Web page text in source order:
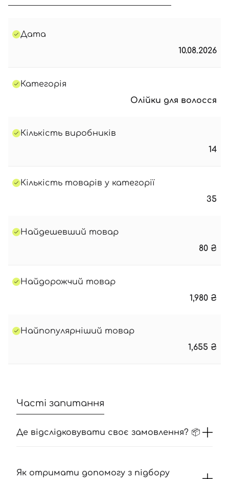
Дата
10.08.2026
Категорія
Олійки для волосся
Кількість виробників
14
Кількість товарів у категорії
35
Найдешевший товар
80 ₴
Найдорожчий товар
1,980 ₴
Найпопулярніший товар
1,655 ₴
Часті запитання
Де відслідковувати своє замовлення? 📦
Як отримати допомогу з підбору